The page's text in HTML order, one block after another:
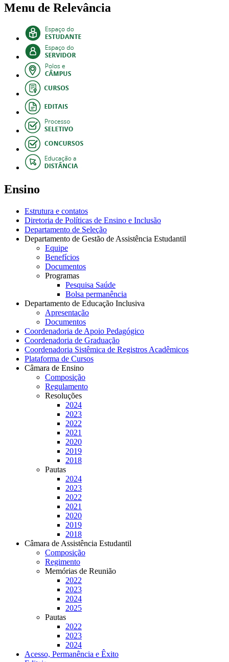
Menu de Relevância
Ensino
Estrutura e contatos
Diretoria de Políticas de Ensino e Inclusão
Departamento de Seleção
Departamento de Gestão de Assistência Estudantil
Equipe
Benefícios
Documentos
Programas
Pesquisa Saúde
Bolsa permanência
Departamento de Educação Inclusiva
Apresentação
Documentos
Coordenadoria de Apoio Pedagógico
Coordenadoria de Graduação
Coordenadoria Sistêmica de Registros Acadêmicos
Plataforma de Cursos
Câmara de Ensino
Composição
Regulamento
Resoluções
2024
2023
2022
2021
2020
2019
2018
Pautas
2024
2023
2022
2021
2020
2019
2018
Câmara de Assistência Estudantil
Composição
Regimento
Memórias de Reunião
2022
2023
2024
2025
Pautas
2022
2023
2024
Acesso, Permanência e Êxito